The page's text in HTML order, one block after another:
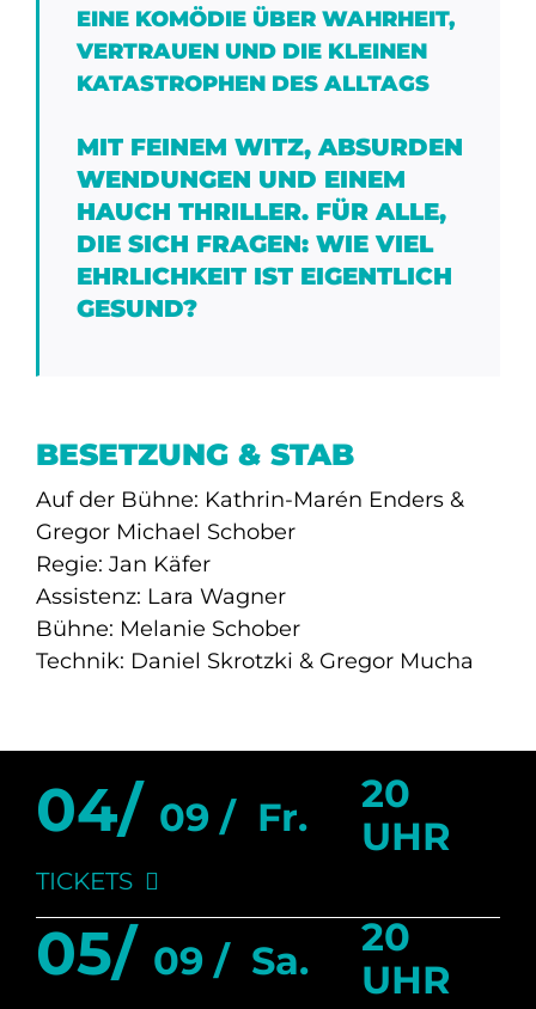
EINE KOMÖDIE ÜBER WAHRHEIT,
VERTRAUEN UND DIE KLEINEN
KATASTROPHEN DES ALLTAGS
MIT FEINEM WITZ, ABSURDEN
WENDUNGEN UND EINEM
HAUCH THRILLER. FÜR ALLE,
DIE SICH FRAGEN: WIE VIEL
EHRLICHKEIT IST EIGENTLICH
GESUND?
BESETZUNG & STAB
Auf der Bühne: Kathrin-Marén Enders &
Gregor Michael Schober
Regie: Jan Käfer
Assistenz: Lara Wagner
Bühne: Melanie Schober
Technik: Daniel Skrotzki & Gregor Mucha
04/ 09 / Fr.
20
UHR
TICKETS
05/ 09 / Sa.
20
UHR